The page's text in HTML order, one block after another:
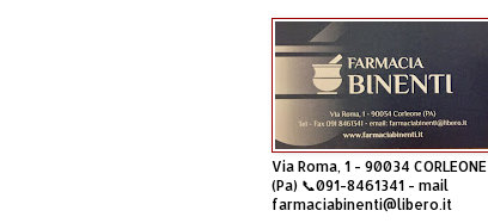
Via Roma, 1 - 90034 CORLEONE
(Pa) 📞091-8461341 - mail
farmaciabinenti@libero.it